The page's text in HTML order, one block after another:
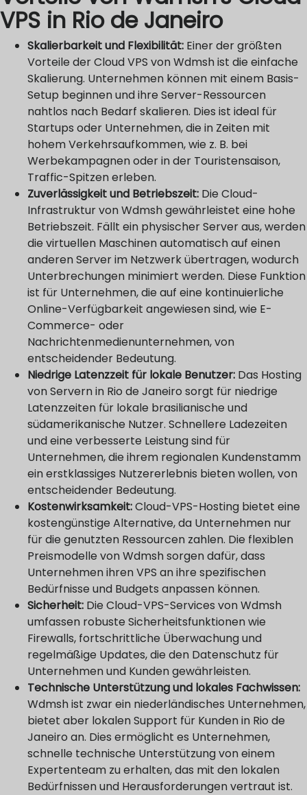
VPS in Rio de Janeiro
Skalierbarkeit und Flexibilität: Einer der größten
Vorteile der Cloud VPS von Wdmsh ist die einfache
Skalierung. Unternehmen können mit einem Basis-
Setup beginnen und ihre Server-Ressourcen
nahtlos nach Bedarf skalieren. Dies ist ideal für
Startups oder Unternehmen, die in Zeiten mit
hohem Verkehrsaufkommen, wie z. B. bei
Werbekampagnen oder in der Touristensaison,
Traffic-Spitzen erleben.
Zuverlässigkeit und Betriebszeit: Die Cloud-
Infrastruktur von Wdmsh gewährleistet eine hohe
Betriebszeit. Fällt ein physischer Server aus, werden
die virtuellen Maschinen automatisch auf einen
anderen Server im Netzwerk übertragen, wodurch
Unterbrechungen minimiert werden. Diese Funktion
ist für Unternehmen, die auf eine kontinuierliche
Online-Verfügbarkeit angewiesen sind, wie E-
Commerce- oder
Nachrichtenmedienunternehmen, von
entscheidender Bedeutung.
Niedrige Latenzzeit für lokale Benutzer: Das Hosting
von Servern in Rio de Janeiro sorgt für niedrige
Latenzzeiten für lokale brasilianische und
südamerikanische Nutzer. Schnellere Ladezeiten
und eine verbesserte Leistung sind für
Unternehmen, die ihrem regionalen Kundenstamm
ein erstklassiges Nutzererlebnis bieten wollen, von
entscheidender Bedeutung.
Kostenwirksamkeit:Cloud-VPS-Hosting bietet eine
kostengünstige Alternative, da Unternehmen nur
für die genutzten Ressourcen zahlen. Die flexiblen
Preismodelle von Wdmsh sorgen dafür, dass
Unternehmen ihren VPS an ihre spezifischen
Bedürfnisse und Budgets anpassen können.
Sicherheit: Die Cloud-VPS-Services von Wdmsh
umfassen robuste Sicherheitsfunktionen wie
Firewalls, fortschrittliche Überwachung und
regelmäßige Updates, die den Datenschutz für
Unternehmen und Kunden gewährleisten.
Technische Unterstützung und lokales Fachwissen:
Wdmsh ist zwar ein niederländisches Unternehmen,
bietet aber lokalen Support für Kunden in Rio de
Janeiro an. Dies ermöglicht es Unternehmen,
schnelle technische Unterstützung von einem
Expertenteam zu erhalten, das mit den lokalen
Bedürfnissen und Herausforderungen vertraut ist.